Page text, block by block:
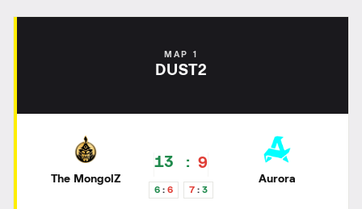
MAP 1
DUST2
The MongolZ
13 9
6 6 7 3
Aurora